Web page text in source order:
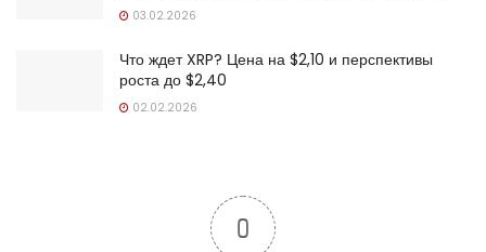
03.02.2026
Что ждет XRP? Цена на $2,10 и перспективы
роста до $2,40
02.02.2026
0